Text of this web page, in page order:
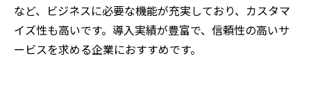
など、ビジネスに必要な機能が充実しており、カスタマ
イズ性も高いです。導入実績が豊富で、信頼性の高いサ
ービスを求める企業におすすめです。